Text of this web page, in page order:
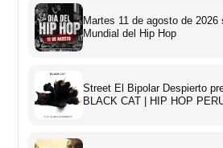
Martes 11 de agosto de
Mundial del Hip Hop
Street El Bipolar Despierto
BLACK CAT | HIP HOP